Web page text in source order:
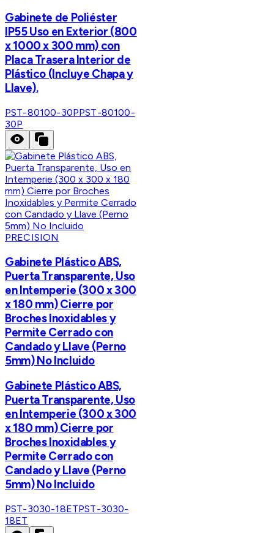
Gabinete de Poliéster
IP55 Uso en Exterior (800
x 1000 x 300 mm) con
Placa Trasera Interior de
Plástico (Incluye Chapa y
Llave).
PST-80100-30PPST-80100-
30P
PRECISION
Gabinete Plástico ABS,
Puerta Transparente, Uso
en Intemperie (300 x 300
x 180 mm) Cierre por
Broches Inoxidables y
Permite Cerrado con
Candado y Llave (Perno
5mm) No Incluido
Gabinete Plástico ABS,
Puerta Transparente, Uso
en Intemperie (300 x 300
x 180 mm) Cierre por
Broches Inoxidables y
Permite Cerrado con
Candado y Llave (Perno
5mm) No Incluido
PST-3030-18ETPST-3030-
18ET